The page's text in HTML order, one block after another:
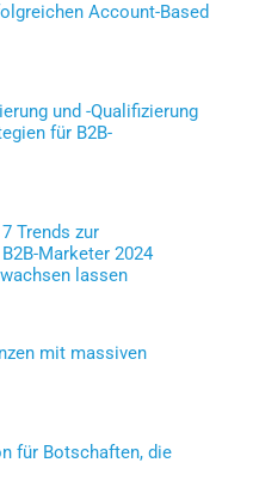
Account-Based
und -Qualifizierung
für B2B-
Trends zur
Marketer 2024
lassen
mit massiven
für Botschaften, die